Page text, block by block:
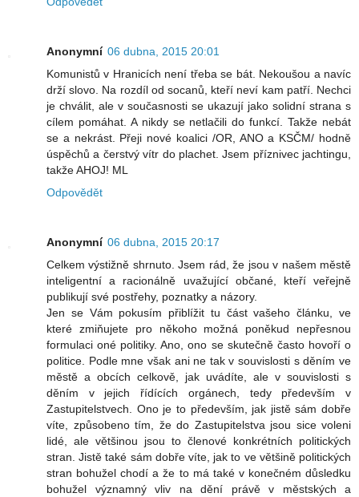
Anonymní 06 dubna, 2015 20:01
Komunistů v Hranicích není třeba se bát. Nekoušou a navíc
drží slovo. Na rozdíl od socanů, kteří neví kam patří. Nechci
je chválit, ale v současnosti se ukazují jako solidní strana s
cílem pomáhat. A nikdy se netlačili do funkcí. Takže nebát
se a nekrást. Přeji nové koalici /OR, ANO a KSČM/ hodně
úspěchů a čerstvý vítr do plachet. Jsem příznivec jachtingu,
takže AHOJ! ML
Odpovědět
Anonymní 06 dubna, 2015 20:17
Celkem výstižně shrnuto. Jsem rád, že jsou v našem městě
inteligentní a racionálně uvažující občané, kteří veřejně
publikují své postřehy, poznatky a názory.
Jen se Vám pokusím přiblížit tu část vašeho článku, ve
které zmiňujete pro někoho možná poněkud nepřesnou
formulaci oné politiky. Ano, ono se skutečně často hovoří o
politice. Podle mne však ani ne tak v souvislosti s děním ve
městě a obcích celkově, jak uvádíte, ale v souvislosti s
děním v jejich řídících orgánech, tedy především v
Zastupitelstvech. Ono je to především, jak jistě sám dobře
víte, způsobeno tím, že do Zastupitelstva jsou sice voleni
lidé, ale většinou jsou to členové konkrétních politických
stran. Jistě také sám dobře víte, jak to ve většině politických
stran bohužel chodí a že to má také v konečném důsledku
bohužel významný vliv na dění právě v městských a